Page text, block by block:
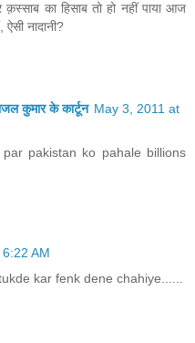
का हिसाब तो हो नहीं पाया आज
नादानी?
कुमार के कार्टून May 3, 2011 at
pakistan ko pahale billions
AM
kar fenk dene chahiye......